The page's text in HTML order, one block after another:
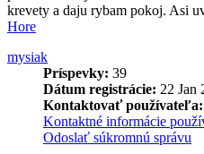
krevety a daju rybam pokoj. Asi
Hore
mysiak
Príspevky: 39
Dátum registrácie: 22 Jan
Kontaktovať používateľa:
Kontaktné informácie
Odoslať súkromnú správu